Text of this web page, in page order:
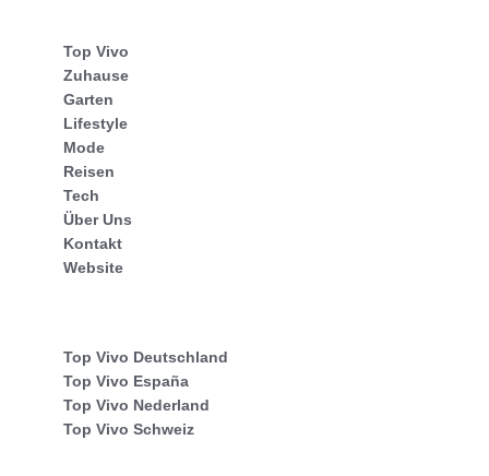
Top Vivo
Zuhause
Garten
Lifestyle
Mode
Reisen
Tech
Über Uns
Kontakt
Website
Top Vivo Deutschland
Top Vivo España
Top Vivo Nederland
Top Vivo Schweiz